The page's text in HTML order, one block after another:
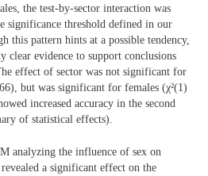
the test-by-sector interaction was
significance threshold defined in our
this pattern hints at a possible tendency,
clear evidence to support conclusions
effect of sector was not significant for
but was significant for females (χ²(1)
increased accuracy in the second
of statistical effects).
analyzing the influence of sex on
a significant effect on the